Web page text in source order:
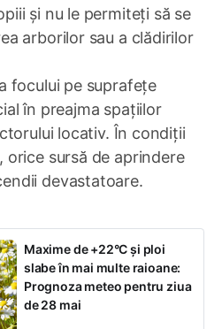
și nu le permiteți să se
arborilor sau a clădirilor
focului pe suprafețe
în preajma spațiilor
locativ. În condiții
orice sursă de aprindere
devastatoare.
Maxime de +22°C și ploi
slabe în mai multe raioane:
Prognoza meteo pentru ziua
de 28 mai